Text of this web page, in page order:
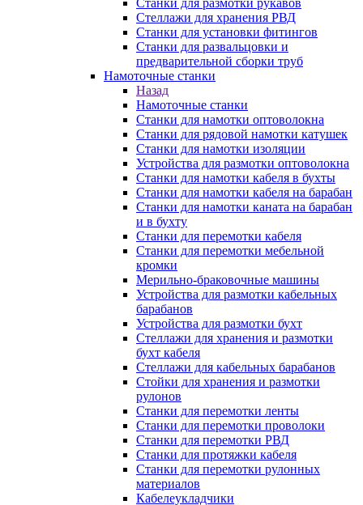
Станки для размотки рукавов
Стеллажи для хранения РВД
Станки для установки фитингов
Станки для развальцовки и
предварительной сборки труб
Намоточные станки
Назад
Намоточные станки
Станки для намотки оптоволокна
Станки для рядовой намотки катушек
Станки для намотки изоляции
Устройства для размотки оптоволокна
Станки для намотки кабеля в бухты
Станки для намотки кабеля на барабан
Станки для намотки каната на барабан
и в бухту
Станки для перемотки кабеля
Станки для перемотки мебельной
кромки
Мерильно-браковочные машины
Устройства для размотки кабельных
барабанов
Устройства для размотки бухт
Стеллажи для хранения и размотки
бухт кабеля
Стеллажи для кабельных барабанов
Стойки для хранения и размотки
рулонов
Станки для перемотки ленты
Станки для перемотки проволоки
Станки для перемотки РВД
Станки для протяжки кабеля
Станки для перемотки рулонных
материалов
Кабелеукладчики